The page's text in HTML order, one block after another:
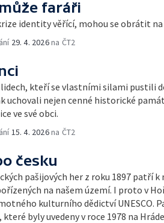
faráři
identity věřící, mohou se obrátit na
29. 4. 2026na ČT2
kteří se vlastními silami pustili
uchovali nejen cenné historické
ve své obci.
15. 4. 2026na ČT2
česku
pašijových her z roku 1897 patří
na našem území. I proto v
kulturního dědictví UNESCO.
byly uvedeny v roce 1978 na